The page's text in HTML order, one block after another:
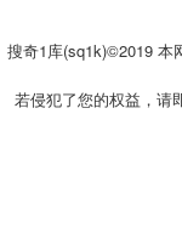
搜奇1库(sq1k)©2019 本
若侵犯了您的权益，请